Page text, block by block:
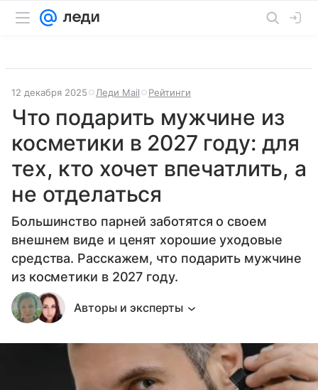
12 декабря 2025 Леди Mail Рейтинги
Что подарить мужчине из
косметики в 2027 году: для
тех, кто хочет впечатлить, а
не отделаться
Большинство парней заботятся о своем
внешнем виде и ценят хорошие уходовые
средства. Расскажем, что подарить мужчине
из косметики в 2027 году.
Авторы и эксперты